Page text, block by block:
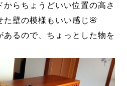
らちょうどいい位置の高さ
壁の模様もいい感じ🌸
あるので、ちょっとした物を